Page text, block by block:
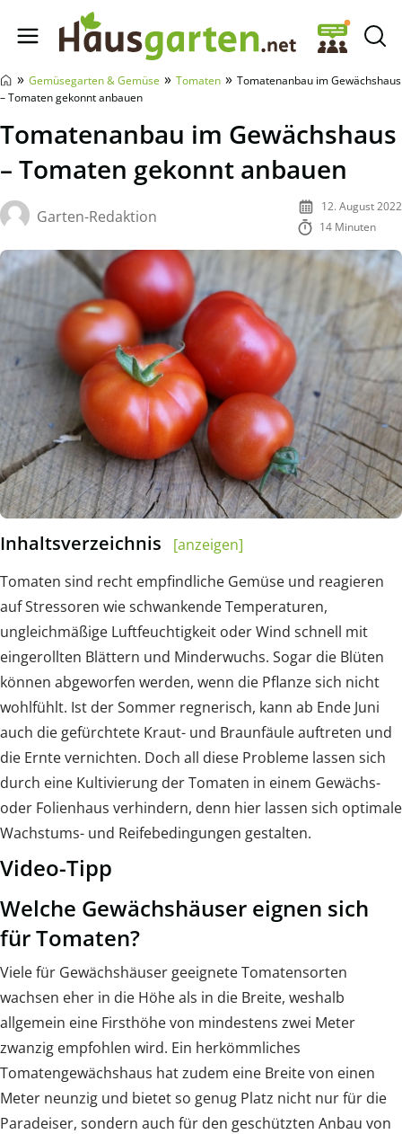
Hausgarten.net
» Gemüsegarten & Gemüse » Tomaten » Tomatenanbau im Gewächshaus
– Tomaten gekonnt anbauen
Tomatenanbau im Gewächshaus
– Tomaten gekonnt anbauen
Garten-Redaktion
12. August 2022
14 Minuten
Inhaltsverzeichnis
[anzeigen]
Tomaten sind recht empfindliche Gemüse und reagieren
auf Stressoren wie schwankende Temperaturen,
ungleichmäßige Luftfeuchtigkeit oder Wind schnell mit
eingerollten Blättern und Minderwuchs. Sogar die Blüten
können abgeworfen werden, wenn die Pflanze sich nicht
wohlfühlt. Ist der Sommer regnerisch, kann ab Ende Juni
auch die gefürchtete Kraut- und Braunfäule auftreten und
die Ernte vernichten. Doch all diese Probleme lassen sich
durch eine Kultivierung der Tomaten in einem Gewächs-
oder Folienhaus verhindern, denn hier lassen sich optimale
Wachstums- und Reifebedingungen gestalten.
Video-Tipp
Welche Gewächshäuser eignen sich
für Tomaten?
Viele für Gewächshäuser geeignete Tomatensorten
wachsen eher in die Höhe als in die Breite, weshalb
allgemein eine Firsthöhe von mindestens zwei Meter
zwanzig empfohlen wird. Ein herkömmliches
Tomatengewächshaus hat zudem eine Breite von einen
Meter neunzig und bietet so genug Platz nicht nur für die
Paradeiser, sondern auch für den geschützten Anbau von